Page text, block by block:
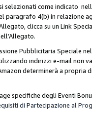
selezionati come indicato
paragrafo 4(b) in relazione
clicca su un Link
Pubblicitaria Speciale
indirizzi e-mail non
determinerà a propria
specifiche degli Eventi
di Partecipazione al